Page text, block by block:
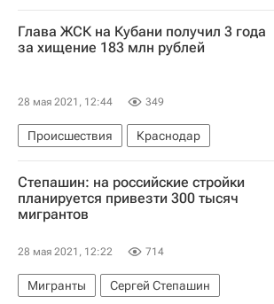
Никита Стасишин
Ипотека
"Дом.РФ"
Глава ЖСК на Кубани получил 3 года
за хищение 183 млн рублей
28 мая 2021, 12:44 349
Происшествия
Краснодар
Краснодарский краевой суд
Жилье
Криминал
Степашин: на российские стройки
планируется привезти 300 тысяч
мигрантов
28 мая 2021, 12:22 714
Мигранты
Сергей Степашин